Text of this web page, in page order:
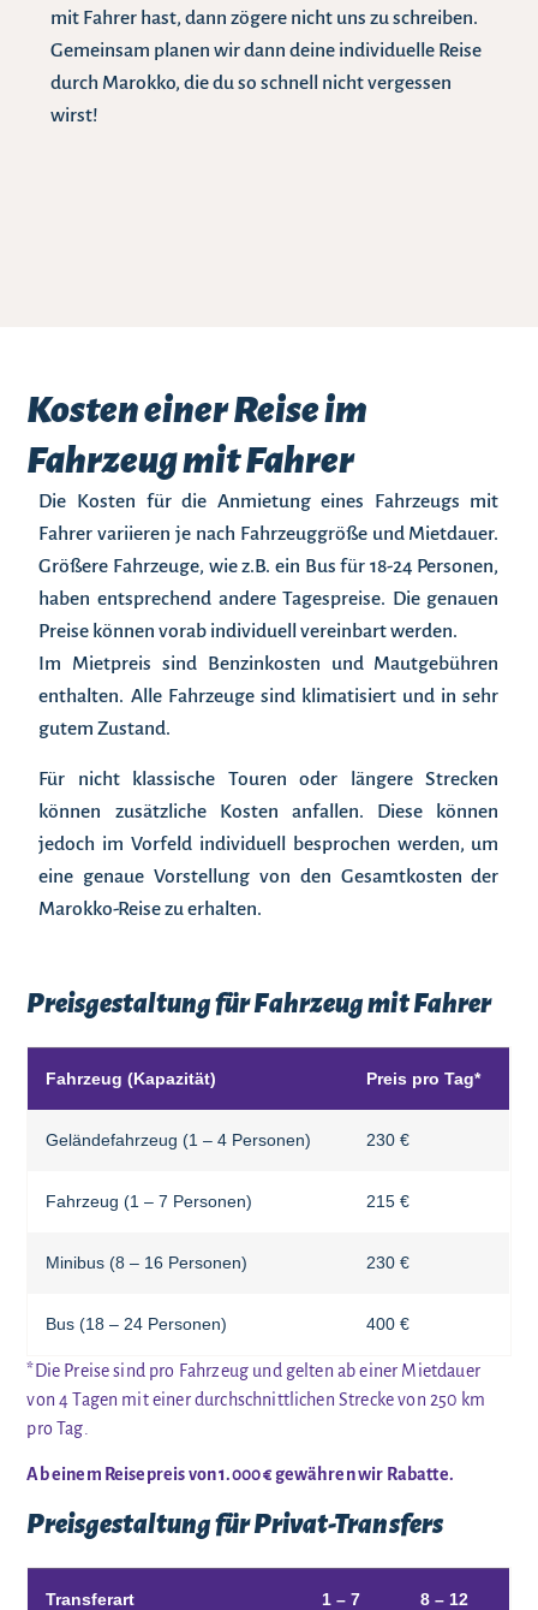
mit Fahrer hast, dann zögere nicht uns zu schreiben.
Gemeinsam planen wir dann deine individuelle Reise
durch Marokko, die du so schnell nicht vergessen
wirst!
Kosten einer Reise im
Fahrzeug mit Fahrer
Die Kosten für die Anmietung eines Fahrzeugs mit
Fahrer variieren je nach Fahrzeuggröße und Mietdauer.
Größere Fahrzeuge, wie z.B. ein Bus für 18-24 Personen,
haben entsprechend andere Tagespreise. Die genauen
Preise können vorab individuell vereinbart werden.
Im Mietpreis sind Benzinkosten und Mautgebühren
enthalten. Alle Fahrzeuge sind klimatisiert und in sehr
gutem Zustand.
Für nicht klassische Touren oder längere Strecken
können zusätzliche Kosten anfallen. Diese können
jedoch im Vorfeld individuell besprochen werden, um
eine genaue Vorstellung von den Gesamtkosten der
Marokko-Reise zu erhalten.
Preisgestaltung für Fahrzeug mit Fahrer
Fahrzeug (Kapazität) Preis pro Tag*
Geländefahrzeug (1 – 4 Personen) 230 €
Fahrzeug (1 – 7 Personen) 215 €
Minibus (8 – 16 Personen) 230 €
Bus (18 – 24 Personen) 400 €
*Die Preise sind pro Fahrzeug und gelten ab einer Mietdauer
von 4 Tagen mit einer durchschnittlichen Strecke von 250 km
pro Tag.
Ab einem Reisepreis von 1.000 € gewähren wir Rabatte.
Preisgestaltung für Privat-Transfers
Transferart
1 – 7
8 – 12